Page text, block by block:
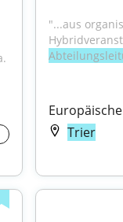
"...aus
Trier